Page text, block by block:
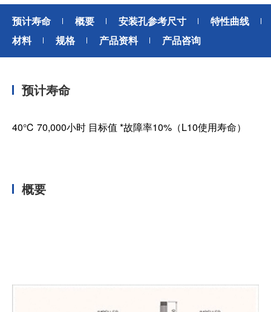
预计寿命 概要 安装孔参考尺寸
特性曲线
材料
规格 产品资料 产品咨询
预计寿命
40℃ 70,000小时 目标值 *故障率10%（L10使用寿命）
概要